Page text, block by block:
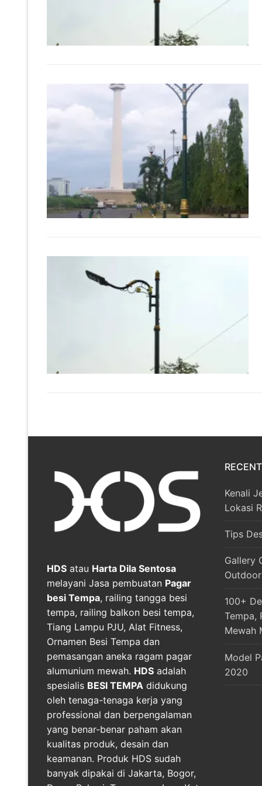
HDS atau Harta Dila Sentosa
melayani Jasa pembuatan Pagar
besi Tempa, railing tangga besi
tempa, railing balkon besi tempa,
Tiang Lampu PJU, Alat Fitness,
Ornamen Besi Tempa dan
pemasangan aneka ragam pagar
alumunium mewah. HDS adalah
spesialis BESI TEMPA didukung
oleh tenaga-tenaga kerja yang
professional dan berpengalaman
yang benar-benar paham akan
kualitas produk, desain dan
keamanan. Produk HDS sudah
banyak dipakai di Jakarta, Bogor,
Kenali
Lokasi
Tips
Gallery
Outdoor
100+
Tempa,
Mewah
Model
2020